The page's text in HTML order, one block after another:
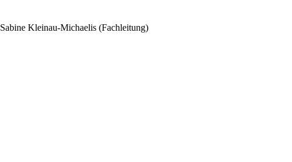
Sabine Kleinau-Michaelis (Fachleitung)